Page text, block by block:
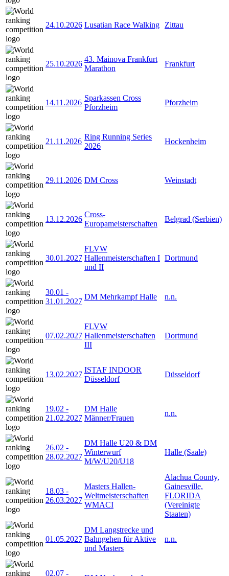
24.10.2026 Lusatian Race Walking Zittau
25.10.2026
43. Mainova Frankfurt
Marathon
Frankfurt
14.11.2026
Sparkassen Cross
Pforzheim
Pforzheim
21.11.2026
Ring Running Series
2026
Hockenheim
29.11.2026 DM Cross Weinstadt
13.12.2026
Cross-
Europameisterschaften
Belgrad (Serbien)
30.01.2027
FLVW
Hallenmeisterschaften I
und II
Dortmund
30.01 -
31.01.2027
DM Mehrkampf Halle n.n.
07.02.2027
FLVW
Hallenmeisterschaften
III
Dortmund
13.02.2027
ISTAF INDOOR
Düsseldorf
Düsseldorf
19.02 -
21.02.2027
DM Halle
Männer/Frauen
n.n.
26.02 -
28.02.2027
DM Halle U20 & DM
Winterwurf
M/W/U20/U18
Halle (Saale)
18.03 -
26.03.2027
Masters Hallen-
Weltmeisterschaften
WMACI
Alachua County,
Gainesville,
FLORIDA
(Vereinigte
Staaten)
01.05.2027
DM Langstrecke und
Bahngehen für Aktive
und Masters
n.n.
02.07 -